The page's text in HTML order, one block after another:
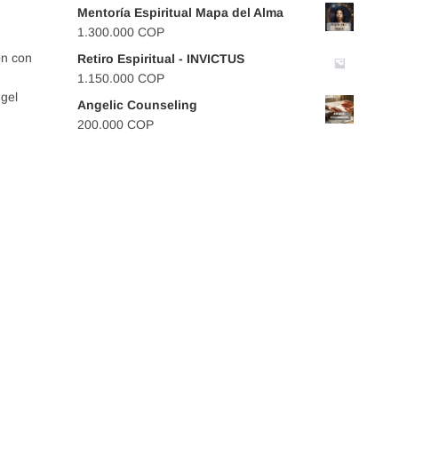
con
Mentoría Espiritual Mapa del Alma
1.300.000 COP
Retiro Espiritual - INVICTUS
1.150.000 COP
Angelic Counseling
200.000 COP